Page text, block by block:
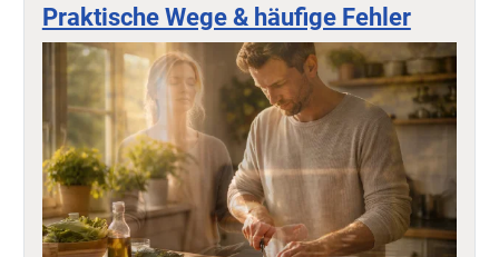
Praktische Wege & häufige Fehler